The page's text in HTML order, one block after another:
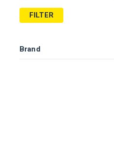
FILTER
Brand